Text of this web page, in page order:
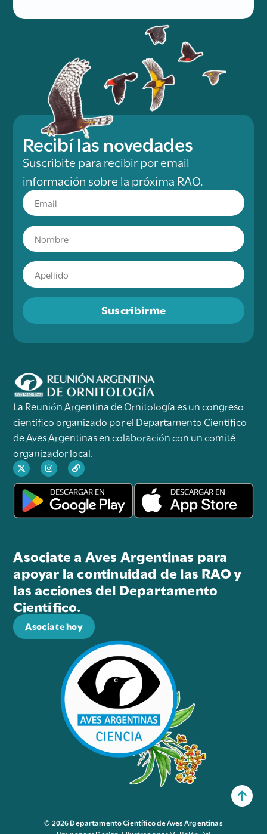
Recibí las novedades
Suscribite para recibir por email
información sobre la próxima RAO.
Suscribirme
La Reunión Argentina de Ornitología es un congreso
científico organizado por el Departamento Científico
de Aves Argentinas en colaboración con un comité
organizador local.
Asociate a Aves Argentinas para
apoyar la continuidad de las RAO y
las acciones del Departamento
Científico.
Asociate hoy
© 2026 Departamento Científico de Aves Argentinas